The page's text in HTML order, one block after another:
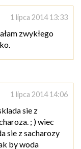
1 lipca 2014 13:33
zwykłego
1 lipca 2014 14:06
sie z
; ) wiec
sie z sacharozy
by woda